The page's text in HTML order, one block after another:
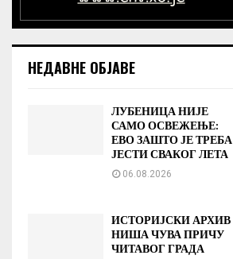
НЕДАВНЕ ОБЈАВЕ
ЛУБЕНИЦА НИЈЕ
САМО ОСВЕЖЕЊЕ:
ЕВО ЗАШТО ЈЕ ТРЕБА
ЈЕСТИ СВАКОГ ЛЕТА
06.08.2026
ИСТОРИЈСКИ АРХИВ
НИША ЧУВА ПРИЧУ
ЧИТАВОГ ГРАДА